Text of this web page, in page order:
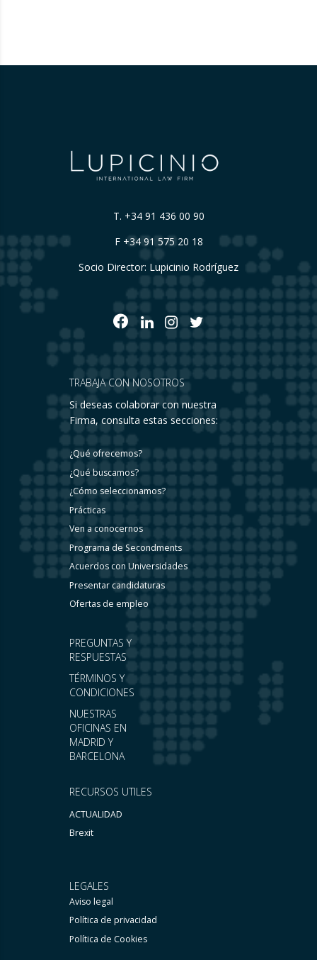
T. +34 91 436 00 90
F +34 91 575 20 18
Socio Director: Lupicinio Rodríguez
RECURSOS UTILES
ACTUALIDAD
Brexit
PREGUNTAS Y
RESPUESTAS
TÉRMINOS Y
CONDICIONES
NUESTRAS
OFICINAS EN
MADRID Y
BARCELONA
TRABAJA CON NOSOTROS
Si deseas colaborar con nuestra
Firma, consulta estas secciones:
¿Qué ofrecemos?
¿Qué buscamos?
¿Cómo seleccionamos?
Prácticas
Ven a conocernos
Programa de Secondments
Acuerdos con Universidades
Presentar candidaturas
Ofertas de empleo
LEGALES
Aviso legal
Política de privacidad
Política de Cookies